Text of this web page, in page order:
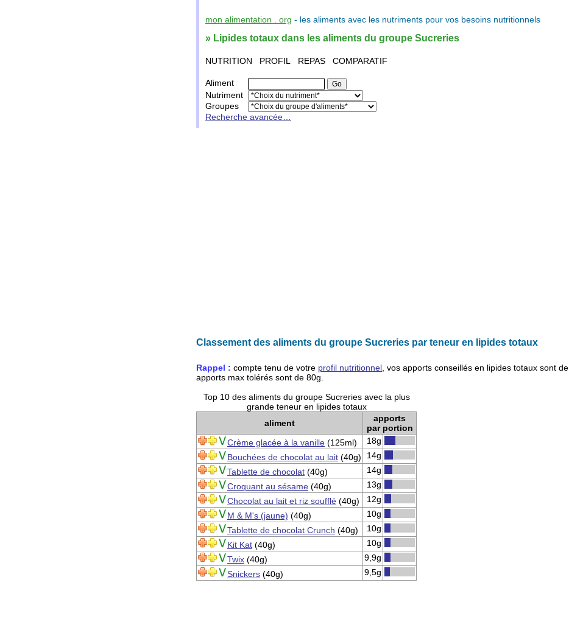
mon alimentation . org - les aliments avec les nutriments pour vos besoins nutritionnels
» Lipides totaux dans les aliments du groupe Sucreries
NUTRITION PROFIL REPAS COMPARATIF
Aliment
Nutriment
Groupes
Recherche avancée…
Classement des aliments du groupe Sucreries par teneur en lipides totaux
Rappel : compte tenu de votre profil nutritionnel , vos apports conseillés en lipides totaux sont de
apports max tolérés sont de 80g
Top 10 des aliments du groupe Sucreries avec la plus
grande teneur en lipides totaux
aliment
apports
par portion
Crème glacée à la vanille (125ml)
18g
Bouchées de chocolat au lait (40g)
14g
Tablette de chocolat (40g)
14g
Croquant au sésame (40g)
13g
Chocolat au lait et riz soufflé (40g)
12g
M & M's (jaune) (40g)
10g
Tablette de chocolat Crunch (40g)
10g
Kit Kat (40g)
10g
Twix (40g)
9,9g
Snickers (40g) 9,5g